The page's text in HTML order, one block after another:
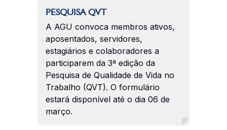
PESQUISA QVT
A AGU convoca membros ativos,
aposentados, servidores,
estagiários e colaboradores a
participarem da 3ª edição da
Pesquisa de Qualidade de Vida no
Trabalho (QVT). O formulário
estará disponível até o dia 06 de
março.